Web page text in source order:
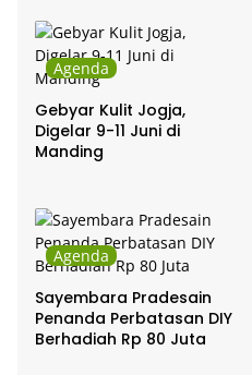
Agenda
Gebyar Kulit Jogja,
Digelar 9-11 Juni di
Manding
Agenda
Sayembara Pradesain
Penanda Perbatasan DIY
Berhadiah Rp 80 Juta